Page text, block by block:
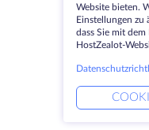
Website bieten.
Einstellungen zu
dass Sie mit
HostZealot-